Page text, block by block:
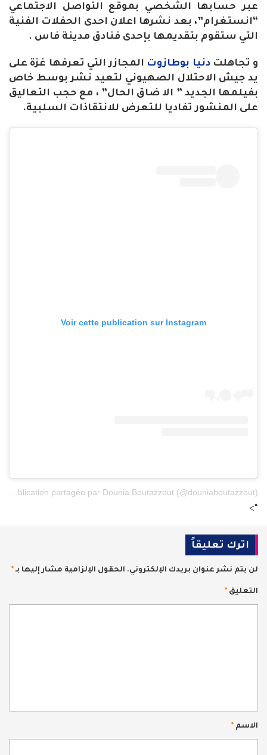
عبر حسابها الشخصي بموقع التواصل الاجتماعي
“انستغرام”، بعد نشرها اعلان احدى الحفلات الفنية
التي ستقوم بتقديمها بإحدى فنادق مدينة فاس .
و تجاهلتدنيا بوطازوت المجازر التي تعرفها غزة على
يد جيش الاحتلال الصهيوني لتعيد نشر بوسط خاص
بفيلمها الجديد ” الا ضاق الحال” ، مع حجب التعاليق
على المنشور تفاديا للتعرض للانتقاذات السلبية.
Voir cette publication sur Instagram
“>
اترك تعليقاً
لن يتم نشر عنوان بريدك الإلكتروني. الحقول الإلزامية مشار إليها بـ*
التعليق*
الاسم*